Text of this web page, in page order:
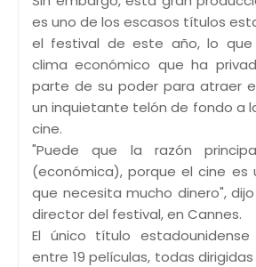
es uno de los escasos títulos
el festival de este año, lo que
clima económico que ha
parte de su poder para atraer
un inquietante telón de fondo a
cine.
"Puede que la razón
(económica), porque el cine es
que necesita mucho dinero", dijo
director del festival, en Cannes.
El único título
entre 19 películas, todas